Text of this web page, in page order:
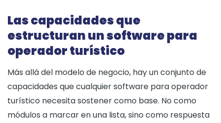
Las capacidades que
estructuran un software para
operador turístico
Más allá del modelo de negocio, hay un conjunto de
capacidades que cualquier software para operador
turístico necesita sostener como base. No como
módulos a marcar en una lista, sino como respuesta